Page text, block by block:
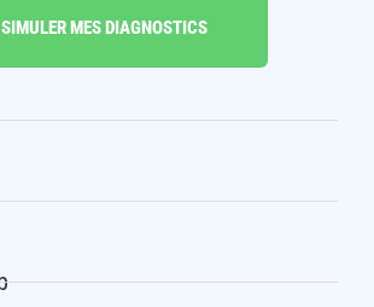
SIMULER MES DIAGNOSTICS